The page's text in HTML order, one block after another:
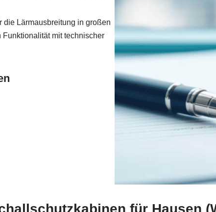
die Lärmausbreitung in großen
mit technischer
für Hausen